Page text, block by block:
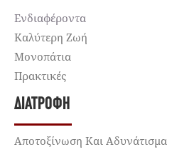
Ενδιαφέροντα
Καλύτερη Ζωή
Μονοπάτια
Πρακτικές
ΔΙΑΤΡΟΦΉ
Αποτοξίνωση Και Αδυνάτισμα